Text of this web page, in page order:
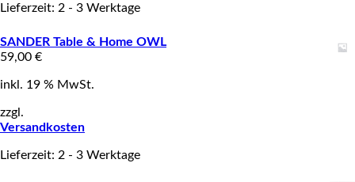
Lieferzeit: 2 - 3 Werktage
SANDER Table & Home OWL
59,00 €
inkl. 19 % MwSt.
zzgl.
Versandkosten
Lieferzeit: 2 - 3 Werktage